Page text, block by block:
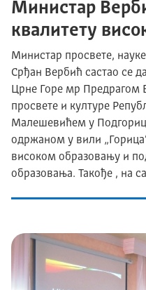
Министар
квалитету
Министар просвете,
Срђан Вербић састао се
Црне Горе мр
просвете и културе
Малешевићем у
одржаном у вили
високом образовању и
образовања. Такође , на